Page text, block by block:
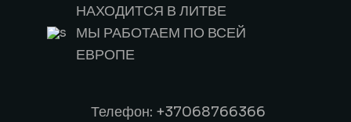
НАХОДИТСЯ В ЛИТВЕ
МЫ РАБОТАЕМ ПО ВСЕЙ
ЕВРОПЕ
Телефон: +37068766366